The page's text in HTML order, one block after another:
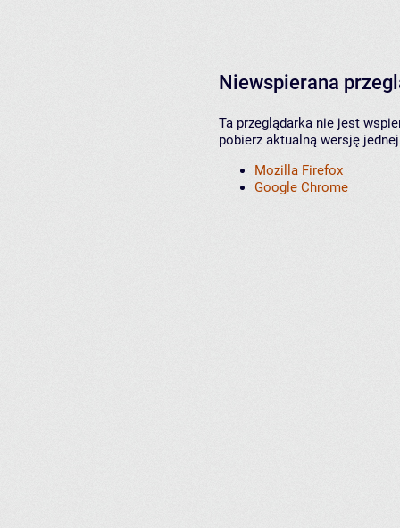
Niewspierana
Ta przeglądarka nie jest
pobierz aktualną wersję
Mozilla Firefox
Google Chrome